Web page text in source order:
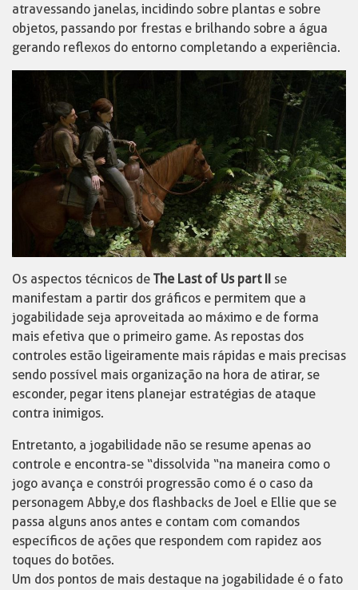
atravessando janelas, incidindo sobre plantas e sobre
objetos, passando por frestas e brilhando sobre a água
gerando reflexos do entorno completando a experiência.
Os aspectos técnicos de The Last of Us part II
se
manifestam a partir dos gráficos e permitem que a
jogabilidade seja aproveitada ao máximo e de forma
mais efetiva que o primeiro game. As repostas dos
controles estão ligeiramente mais rápidas e mais precisas
sendo possível mais organização na hora de atirar, se
esconder, pegar itens planejar estratégias de ataque
contra inimigos.
Entretanto, a jogabilidade não se resume apenas ao
controle e encontra-se “dissolvida “na maneira como o
jogo avança e constrói progressão como é o caso da
personagem Abby,e dos flashbacks de Joel e Ellie que se
passa alguns anos antes e contam com comandos
específicos de ações que respondem com rapidez aos
toques do botões.
Um dos pontos de mais destaque na jogabilidade é o fato